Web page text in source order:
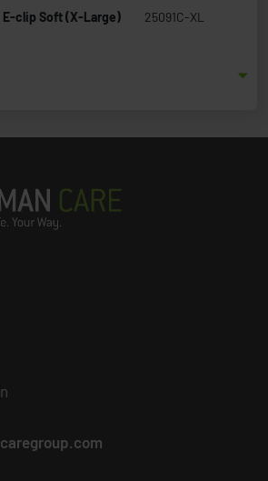
clip Soft (X-Large)
25091C-XL